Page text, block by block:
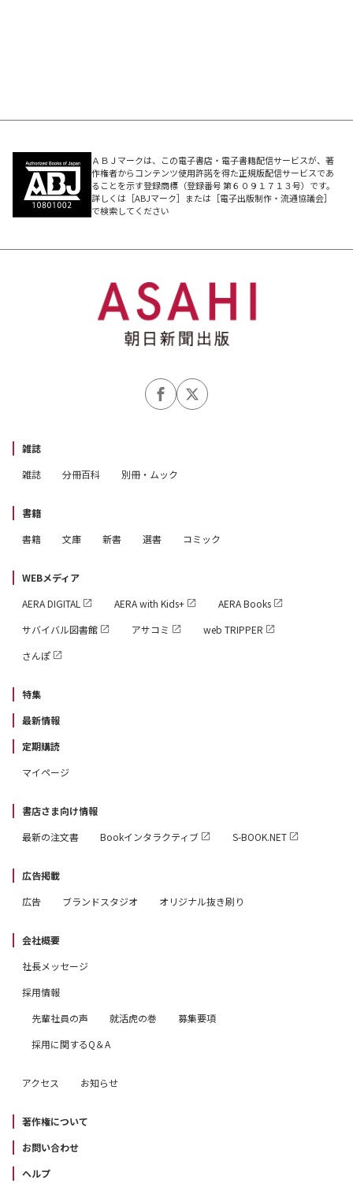
ＡＢＪマークは、この電子書店・電子書籍配信サービスが、著
作権者からコンテンツ使用許諾を得た正規版配信サービスであ
ることを示す登録商標（登録番号 第６０９１７１３号）です。
詳しくは［ABJマーク］または［電子出版制作・流通協議会］
で検索してください
雑誌
雑誌
分冊百科 別冊・ムック
書籍
書籍
文庫 新書 選書 コミック
WEBメディア
AERA DIGITAL
AERA with Kids+
AERA Books
サバイバル図書館
アサコミ
web TRIPPER
さんぽ
特集
最新情報
定期購読
マイページ
書店さま向け情報
最新の注文書
Bookインタラクティブ S-BOOK.NET
広告掲載
広告
ブランドスタジオ オリジナル抜き刷り
会社概要
社長メッセージ
採用情報
先輩社員の声
就活虎の巻
募集要項
採用に関するQ＆A
アクセス お知らせ
著作権について
お問い合わせ
ヘルプ